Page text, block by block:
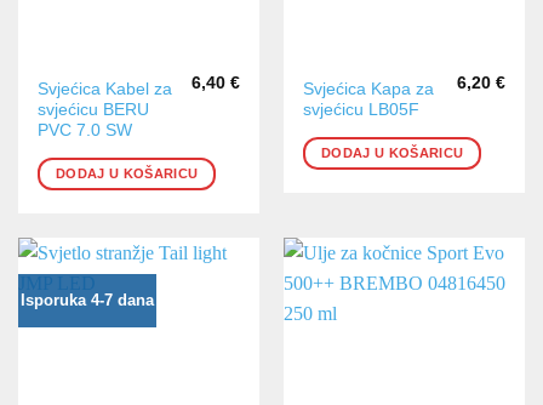
Svjećica Kabel za
svjećicu BERU
PVC 7.0 SW
6,40 €
DODAJ U KOŠARICU
Svjećica Kapa za
svjećicu LB05F
6,20 €
DODAJ U KOŠARICU
Isporuka 4-7 dana